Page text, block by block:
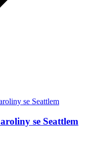
se Seattlem